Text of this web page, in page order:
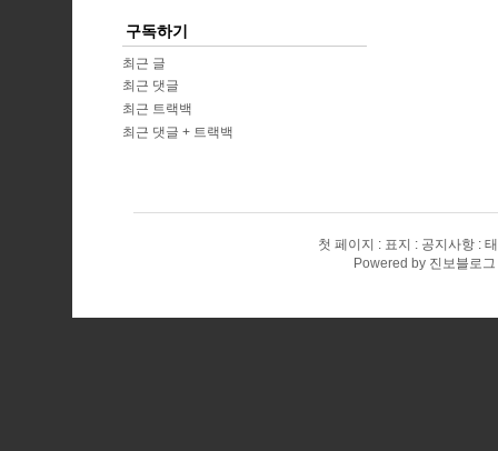
구독하기
최근 글
최근 댓글
최근 트랙백
최근 댓글 + 트랙백
첫 페이지 표지 공지사항
Powered by 진보블로그